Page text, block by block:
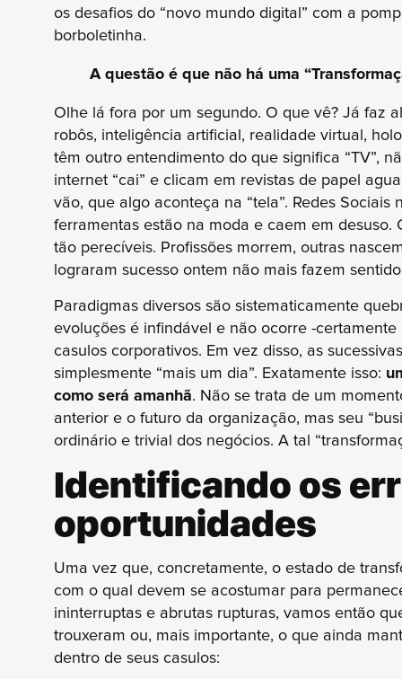
os desafios do “novo mundo digital” com a
borboletinha.
A questão é que não há uma
Olhe lá fora por um segundo. O que vê? Já faz
robôs, inteligência artificial, realidade virtual,
têm outro entendimento do que significa “TV”,
internet “cai” e clicam em revistas de papel
vão, que algo aconteça na “tela”. Redes Sociais
ferramentas estão na moda e caem em desuso.
tão perecíveis. Profissões morrem, outras
lograram sucesso ontem não mais fazem
Paradigmas diversos são sistematicamente
evoluções é infindável e não ocorre -
casulos corporativos. Em vez disso, as
simplesmente “mais um dia”. Exatamente isso:
como será amanhã. Não se trata de um
anterior e o futuro da organização, mas seu
ordinário e trivial dos negócios. A tal
Identificando os
oportunidades
Uma vez que, concretamente, o estado de
com o qual devem se acostumar para
ininterruptas e abrutas rupturas, vamos então
trouxeram ou, mais importante, o que ainda
dentro de seus casulos: